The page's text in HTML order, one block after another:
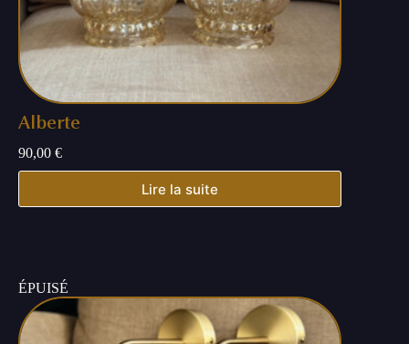
Alberte
90,00 €
Lire la suite
ÉPUISÉ